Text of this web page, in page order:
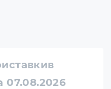
07.08.2026